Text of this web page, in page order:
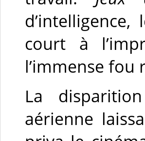
court à
l’immense fou
La
aérienne